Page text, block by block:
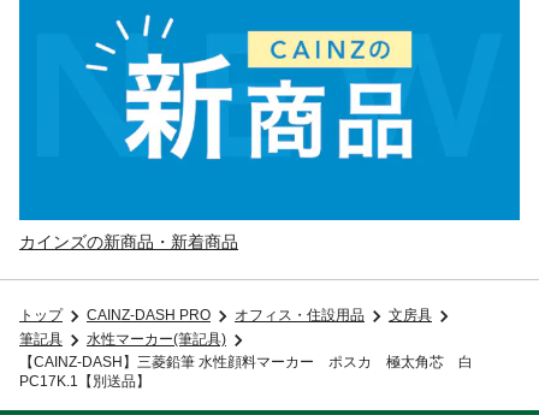
カインズの新商品・新着商品
トップ CAINZ-DASH PRO オフィス・住設用品
文房具
筆記具
水性マーカー(筆記具)
【CAINZ-DASH】三菱鉛筆 水性顔料マーカー ポスカ 極太角芯 白
PC17K.1【別送品】